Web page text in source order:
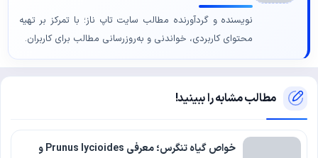
نویسنده و گردآورنده مطالب سایت تاپ ناز؛ با تمرکز بر تهیه
محتوای کاربردی، خواندنی و به‌روزرسانی مطالب برای کاربران.
مطالب مشابه را ببینید!
خواص گیاه تنگرس؛ معرفی Prunus lycioides و